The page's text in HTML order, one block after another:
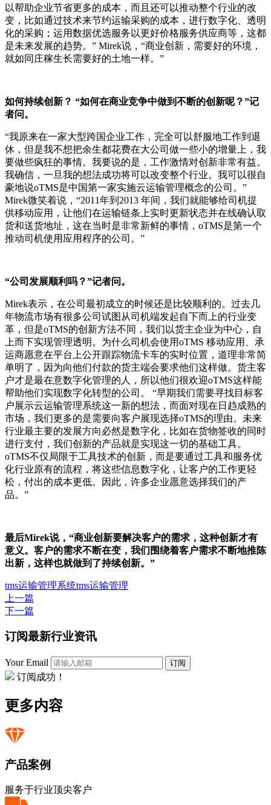
以帮助企业节省更多的成本，而且还可以推动整个行业的改
变，比如通过技术来节约运输采购的成本，进行数字化、透明
化的采购；运用数据优选服务以更好价格服务供应商等，这都
是未来发展的趋势。” Mirek说，“商业创新，需要好的环境，
就如同庄稼生长需要好的土地一样。”
如何持续创新？ “如何在商业竞争中做到不断的创新呢？”记
者问。
“我原来在一家大型跨国企业工作，完全可以舒服地工作到退
休，但是我不想把余生都花费在大公司做一些小的增量上，我
要做些疯狂的事情。我要说的是，工作激情对创新非常有益。
我确信，一旦我的想法成功将可以改变整个行业。我可以很自
豪地说oTMS是中国第一家实施云运输管理概念的公司。”
Mirek微笑着说，“2011年到2013 年间，我们就能够给司机提
供移动应用，让他们在运输链条上实时更新状态并在线确认取
货和送货地址，这在当时是非常新鲜的事情，oTMS是第一个
推动司机使用应用程序的公司。”
“公司发展顺利吗？”记者问。
Mirek表示，在公司最初成立的时候还是比较顺利的。过去几
年物流市场有很多公司试图从司机端发起自下而上的行业变
革，但是oTMS的创新方法不同，我们以货主企业为中心，自
上而下实现管理透明。为什么司机会使用oTMS 移动应用、承
运商愿意在平台上公开跟踪物流卡车的实时位置，道理非常简
单明了，因为向他们付款的货主端会要求他们这样做。货主客
户才是最在意数字化管理的人，所以他们很欢迎oTMS这样能
帮助他们实现数字化转型的公司。 “早期我们需要寻找目标客
户展示云运输管理系统这一新的想法，而面对现在日趋成熟的
市场，我们更多的是需要向客户展现选择oTMS的理由。未来
行业最主要的发展方向必然是数字化，比如在货物签收的同时
进行支付，我们创新的产品就是实现这一切的基础工具。
oTMS不仅局限于工具技术的创新，而是要通过工具和服务优
化行业原有的流程，将这些信息数字化，让客户的工作更轻
松，付出的成本更低。因此，许多企业愿意选择我们的产
品。”
最后Mirek说，“商业创新要解决客户的需求，这种创新才有
意义。客户的需求不断在变，我们围绕着客户需求不断地推陈
出新，这样也就做到了持续创新。”
tms运输管理系统tms运输管理
上一篇
下一篇
订阅最新行业资讯
Your Email 订阅
订阅成功！
更多内容
产品案例
服务于行业顶尖客户